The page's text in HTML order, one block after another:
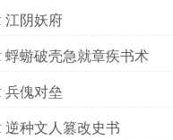
江阴妖府
蜉蝣破壳急就章疾书术
兵傀对垒
逆种文人篡改史书